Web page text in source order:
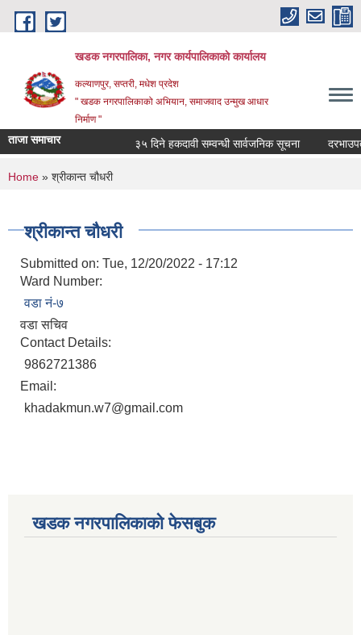
Skip to main content
खडक नगरपालिका, नगर कार्यपालिकाकाे कार्यालय
कल्याणपुर, सप्तरी, मधेश प्रदेश
" खडक नगरपालिकाको अभियान, समाजवाद उन्मुख आधार
निर्माण "
ताजा समाचार ३५ दिने हकदावी सम्वन्धी सार्वजनिक सूचना
You are here
Home » श्रीकान्त चौधरी
श्रीकान्त चौधरी
Submitted on: Tue, 12/20/2022 - 17:12
Ward Number:
वडा नं-७
वडा सचिव
Contact Details:
9862721386
Email:
khadakmun.w7@gmail.com
खडक नगरपालिकाको फेसबुक